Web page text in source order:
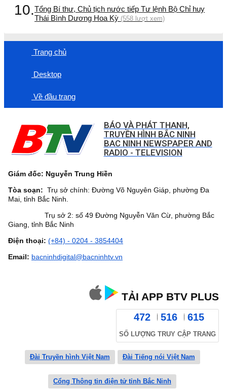
10.Tổng Bí thư, Chủ tịch nước tiếp Tư lệnh Bộ Chỉ huy
Thái Bình Dương Hoa Kỳ (558 lượt xem)
Trang chủ
Desktop
Về đầu trang
BÁO VÀ PHÁT THANH,
TRUYỀN HÌNH BẮC NINH
BAC NINH NEWSPAPER AND
RADIO - TELEVISION
Giám đốc: Nguyễn Trung Hiền
Tòa soạn: Trụ sở chính: Đường Võ Nguyên Giáp, phường Đa
Mai, tỉnh Bắc Ninh.
Trụ sở 2: số 49 Đường Nguyễn Văn Cừ, phường Bắc
Giang, tỉnh Bắc Ninh
Điện thoại: (+84) - 0204 - 3854404
Email: bacninhdigital@bacninhtv.vn
TẢI APP BTV PLUS
472 516 615
SỐ LƯỢNG TRUY CẬP TRANG
Đài Truyền hình Việt Nam Đài Tiếng nói Việt Nam
Cổng Thông tin điện tử tỉnh Bắc Ninh